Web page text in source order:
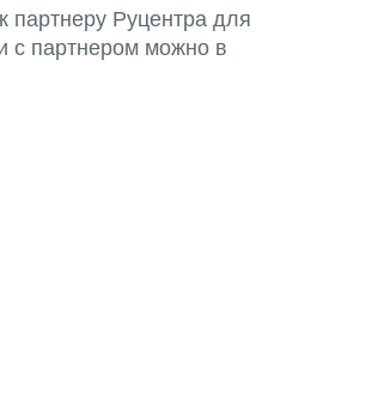
партнеру Руцентра для
с партнером можно в